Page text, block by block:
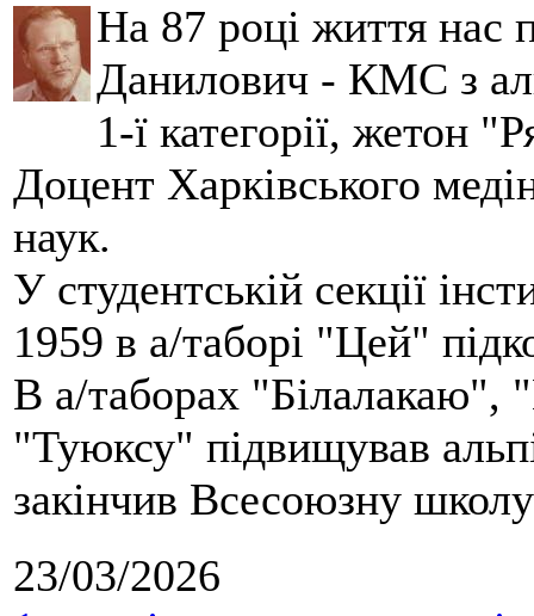
На 87 році життя нас
Данилович - КМС з
1-ї категорії, жетон
Доцент Харківського
наук.
У студентській секції
1959 в а/таборі "Цей"
В а/таборах "Білалакаю",
"Туюксу" підвищував
закінчив Всесоюзну
23/03/2026